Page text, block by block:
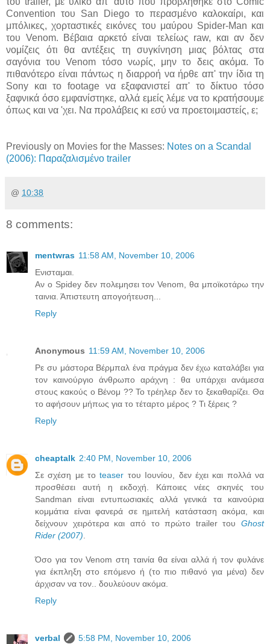
Convention του San Diego το περασμένο καλοκαίρι, και
μπόλικες, χορταστικές εικόνες του μαύρου Spider-Man και
του Venom. Βέβαια αρκετό είναι τελείως raw, και αν δεν
νομίζεις ότι θα αντέξεις τη συγκίνηση μιας βόλτας στα
σαγόνια του Venom τόσο νωρίς, μην το δεις ακόμα. Το
πιθανότερο είναι πάντως η διαρροή να ήρθε απ' την ίδια τη
Sony και το footage να εξαφανιστεί απ' το δίκτυο τόσο
ξαφνικά όσο εμφανίστηκε, αλλά εμείς λέμε να το κρατήσουμε
όπως και να 'χει. Να προλάβεις κι εσύ να προετοιμαστείς, ε;
Previously on Movies for the Masses: Notes on a Scandal
(2006): Παραζαλισμένο trailer
@ 10:38
8 comments:
mentwras 11:58 AM, November 10, 2006
Ενισταμαι.
Αν ο Spidey δεν πολεμησει τον Venom, θα μποϊκοτάρω την
ταινια. Άπιστευτη απογοήτευση...
Reply
Anonymous 11:59 AM, November 10, 2006
Ρε συ μάστορα Βέρμπαλ ένα πράγμα δεν έχω καταλάβει για
τον καινούργιο άνθρωπο αράχνη : θα υπάρχει ανάμεσα
στους κακούς ο Βένομ ?? Το τρέηλερ δεν το ξεκαθαρίζει. Θα
το αφήσουν μήπως για το τέταρτο μέρος ? Τι ξέρεις ?
Reply
cheaptalk 2:40 PM, November 10, 2006
Σε σχέση με τοteaser του Ιουνίου, δεν έχει και πολλά να
προσθέσει αυτή η εκδοχή. Κάποιες νέες σκηνές του
Sandman είναι εντυπωσιακές αλλά γενικά τα καινούρια
κομμάτια είναι φανερά σε ημιτελή κατάσταση ακόμα, και
δείχνουν χειρότερα και από το πρώτο trailer του Ghost
Rider (2007)
Όσο για τον Venom στη ταινία θα είναι αλλά ή τον φυλάνε
για έκπληξη στο επόμενο ή (το πιο πιθανό για μένα) δεν
άρχισαν να τον.. δουλεύουν ακόμα.
Reply
verbal
5:58 PM, November 10, 2006